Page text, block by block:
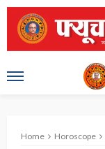
Home Horoscope